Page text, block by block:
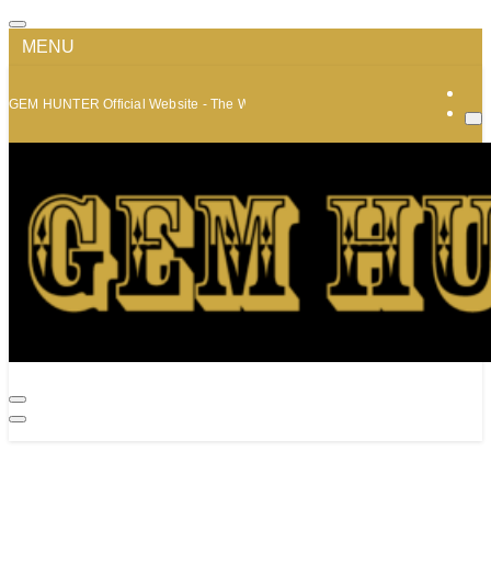
MENU
GEM HUNTER Official Website - The World of Minerals and Jewelry